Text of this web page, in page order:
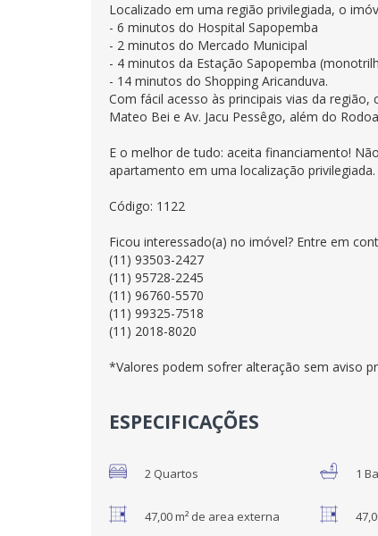
Localizado em uma região privilegiada, o
- 6 minutos do Hospital Sapopemba
- 2 minutos do Mercado Municipal
- 4 minutos da Estação Sapopemba
- 14 minutos do Shopping Aricanduva.
Com fácil acesso às principais vias da região,
Mateo Bei e Av. Jacu Pessêgo, além do
E o melhor de tudo: aceita financiamento!
apartamento em uma localização privilegiada.
Código: 1122
Ficou interessado(a) no imóvel? Entre em
(11) 93503-2427
(11) 95728-2245
(11) 96760-5570
(11) 99325-7518
(11) 2018-8020
*Valores podem sofrer alteração sem aviso
ESPECIFICAÇÕES
2 Quartos 1
47,00 m² de area externa